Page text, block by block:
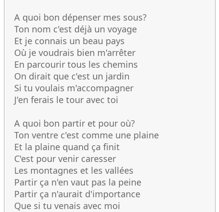
A quoi bon dépenser mes sous?
Ton nom c'est déjà un voyage
Et je connais un beau pays
Où je voudrais bien m'arrêter
En parcourir tous les chemins
On dirait que c'est un jardin
Si tu voulais m'accompagner
J'en ferais le tour avec toi
A quoi bon partir et pour où?
Ton ventre c'est comme une plaine
Et la plaine quand ça finit
C'est pour venir caresser
Les montagnes et les vallées
Partir ça n'en vaut pas la peine
Partir ça n'aurait d'importance
Que si tu venais avec moi